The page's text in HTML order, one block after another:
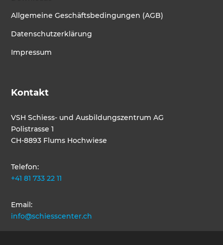
Allgemeine Geschäftsbedingungen (AGB)
Datenschutzerklärung
Impressum
Kontakt
VSH Schiess- und Ausbildungszentrum AG
Polistrasse 1
CH-8893 Flums Hochwiese
Telefon:
+41 81 733 22 11
Email:
info@schiesscenter.ch